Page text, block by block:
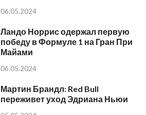
06.05.2024
Ландо Норрис одержал первую
победу в Формуле 1 на Гран При
Майами
06.05.2024
Мартин Брандл: Red Bull
переживет уход Эдриана Ньюи